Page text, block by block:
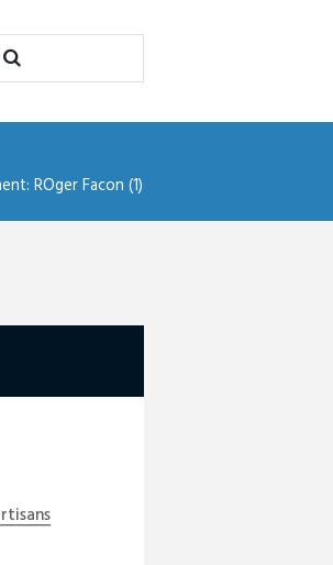
ROger Facon (1)